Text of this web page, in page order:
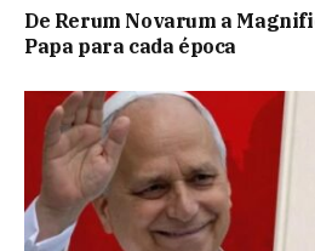
De Rerum Novarum a
Papa para cada época